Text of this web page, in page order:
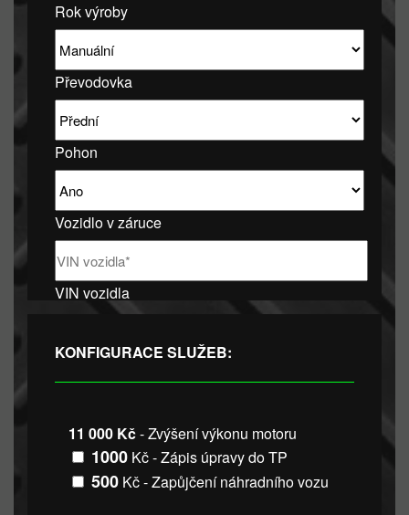
Rok výroby
Převodovka
Pohon
Vozidlo v záruce
VIN vozidla
KONFIGURACE SLUŽEB:
11 000 Kč- Zvýšení výkonu motoru
1000 Kč - Zápis úpravy do TP
500 Kč - Zapůjčení náhradního vozu